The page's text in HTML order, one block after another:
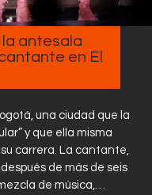
antesala
en El
una ciudad que la
y que ella misma
carrera. La cantante,
de más de seis
de música,…